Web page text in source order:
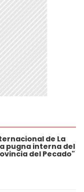
de La
pugna interna del
del Pecado"